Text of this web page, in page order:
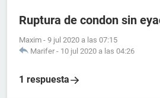
Ruptura de condon sin
Maxim - 9 jul 2020 a las 07:15
Marifer - 10 jul 2020 a las 04:26
1 respuesta